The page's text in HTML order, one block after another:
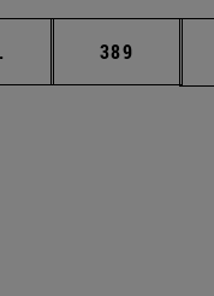
Páginas intermedias
Página
389